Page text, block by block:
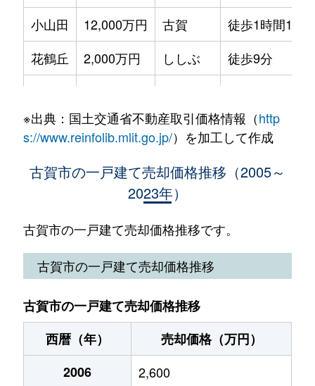
小山田
12,000万円 古賀
徒歩1時間15分
花鶴丘
2,000万円 ししぶ
徒歩9分
新久保
5,800万円 古賀
徒歩16分
2,800万円 古賀
米多比
300万円 古賀
米多比
2,800万円 古賀
花見東
2,900万円 千鳥
徒歩14分
花見東
4,000万円 千鳥
徒歩9分
※出典：国土交通省不動産取引価格情報（http
s://www.reinfolib.mlit.go.jp/）を加工して作成
古賀市の一戸建て売却価格推移（2005～
2023年）
古賀市の一戸建て売却価格推移です。
古賀市の一戸建て売却価格推移
古賀市の一戸建て売却価格推移
西暦（年）
売却価格（万円）
2006
2,600